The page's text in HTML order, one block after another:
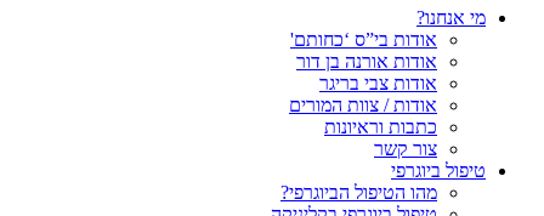
מי אנחנו?
אודות בי”ס ‘כחותם'
אודות אורנה בן דור
אודות צבי בריגר
אודות / צוות המורים
כתבות וראיונות
צור קשר
טיפול ביוגרפי
מהו הטיפול הביוגרפי?